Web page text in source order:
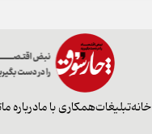
خانهتبلیغاتهمکاری با مادرباره ما